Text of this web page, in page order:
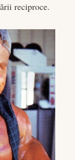
reciproce.